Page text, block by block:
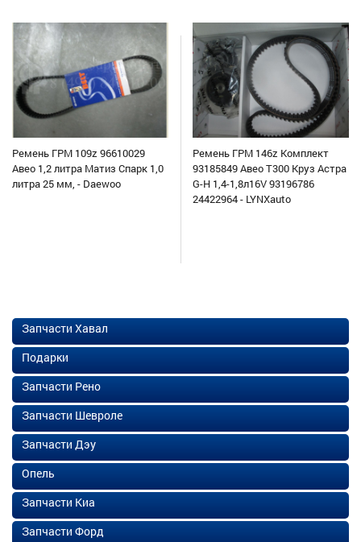
Ремень ГРМ 109z 96610029
Авео 1,2 литра Матиз Спарк 1,0
литра 25 мм, - Daewoo
Ремень ГРМ 146z Комплект
93185849 Авео Т300 Круз Астра
G-H 1,4-1,8л16V 93196786
24422964 - LYNXauto
Запчасти Хавал
Подарки
Запчасти Рено
Запчасти Шевроле
Запчасти Дэу
Опель
Запчасти Киа
Запчасти Форд